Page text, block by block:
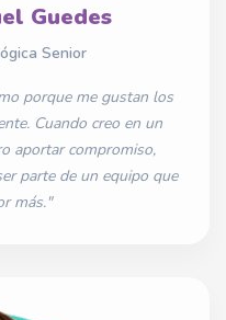
Guedes
Senior
porque me gustan los
Cuando creo en un
aportar compromiso,
parte de un equipo que
más."